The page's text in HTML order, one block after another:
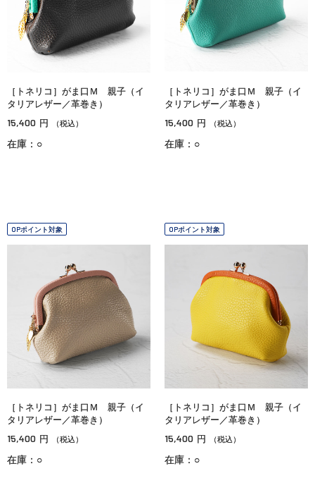
［トネリコ］がま口Ｍ 親子（イ
タリアレザー／革巻き）
15,400 円 （税込）
在庫：○
［トネリコ］がま口Ｍ 親子（イ
タリアレザー／革巻き）
15,400 円 （税込）
在庫：○
OPポイント対象
［トネリコ］がま口Ｍ 親子（イ
タリアレザー／革巻き）
15,400 円 （税込）
在庫：○
OPポイント対象
［トネリコ］がま口Ｍ 親子（イ
タリアレザー／革巻き）
15,400 円 （税込）
在庫：○